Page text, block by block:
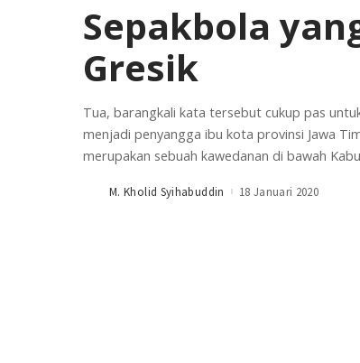
Sepakbola
Gresik
Tua, barangkali kata tersebut cukup pas
menjadi penyangga ibu kota provinsi Jawa
merupakan sebuah kawedanan di bawah
PostedM. Kholid Syihabuddin 18 Januari 2020